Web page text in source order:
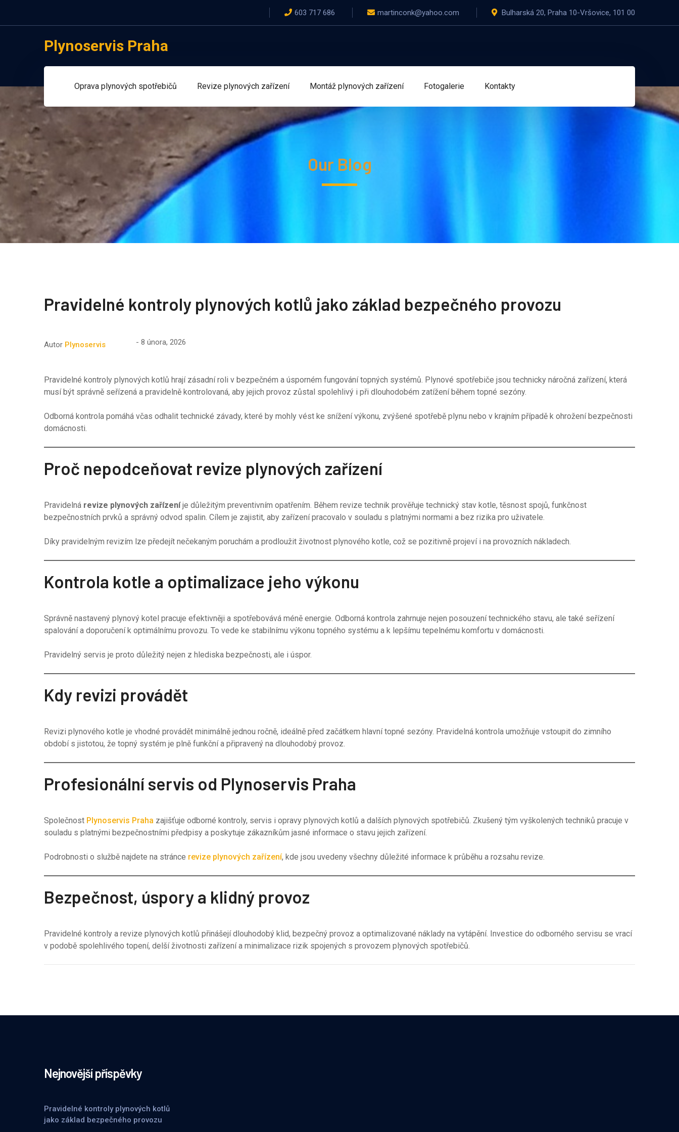
603 717 686 martinconk@yahoo.com Bulharská 20, Praha 10-Vršovice, 101 00
Plynoservis Praha
Oprava plynových spotřebičů Revize plynových zařízení Montáž plynových zařízení Fotogalerie Kontakty
Our Blog
Pravidelné kontroly plynových kotlů jako základ bezpečného provozu
Autor Plynoservis 8 února, 2026
Pravidelné kontroly plynových kotlů hrají zásadní roli v bezpečném a úsporném fungování topných systémů. Plynové spotřebiče jsou technicky náročná zařízení, která
musí být správně seřízená a pravidelně kontrolovaná, aby jejich provoz zůstal spolehlivý i při dlouhodobém zatížení během topné sezóny.
Odborná kontrola pomáhá včas odhalit technické závady, které by mohly vést ke snížení výkonu, zvýšené spotřebě plynu nebo v krajním případě k ohrožení bezpečnosti
domácnosti.
Proč nepodceňovat revize plynových zařízení
Pravidelná revize plynových zařízeníje důležitým preventivním opatřením. Během revize technik prověřuje technický stav kotle, těsnost spojů, funkčnost
bezpečnostních prvků a správný odvod spalin. Cílem je zajistit, aby zařízení pracovalo v souladu s platnými normami a bez rizika pro uživatele.
Díky pravidelným revizím lze předejít nečekaným poruchám a prodloužit životnost plynového kotle, což se pozitivně projeví i na provozních nákladech.
Kontrola kotle a optimalizace jeho výkonu
Správně nastavený plynový kotel pracuje efektivněji a spotřebovává méně energie. Odborná kontrola zahrnuje nejen posouzení technického stavu, ale také seřízení
spalování a doporučení k optimálnímu provozu. To vede ke stabilnímu výkonu topného systému a k lepšímu tepelnému komfortu v domácnosti.
Pravidelný servis je proto důležitý nejen z hlediska bezpečnosti, ale i úspor.
Kdy revizi provádět
Revizi plynového kotle je vhodné provádět minimálně jednou ročně, ideálně před začátkem hlavní topné sezóny. Pravidelná kontrola umožňuje vstoupit do zimního
období s jistotou, že topný systém je plně funkční a připravený na dlouhodobý provoz.
Profesionální servis od Plynoservis Praha
Společnost Plynoservis Praha zajišťuje odborné kontroly, servis i opravy plynových kotlů a dalších plynových spotřebičů. Zkušený tým vyškolených techniků pracuje v
souladu s platnými bezpečnostními předpisy a poskytuje zákazníkům jasné informace o stavu jejich zařízení.
Podrobnosti o službě najdete na stránce revize plynových zařízení, kde jsou uvedeny všechny důležité informace k průběhu a rozsahu revize.
Bezpečnost, úspory a klidný provoz
Pravidelné kontroly a revize plynových kotlů přinášejí dlouhodobý klid, bezpečný provoz a optimalizované náklady na vytápění. Investice do odborného servisu se vrací
v podobě spolehlivého topení, delší životnosti zařízení a minimalizace rizik spojených s provozem plynových spotřebičů.
Nejnovější příspěvky
Pravidelné kontroly plynových kotlů
jako základ bezpečného provozu